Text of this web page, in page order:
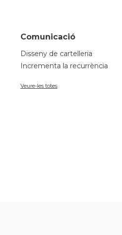
Comunicació
Disseny de cartelleria
Incrementa la recurrència
Veure-les totes